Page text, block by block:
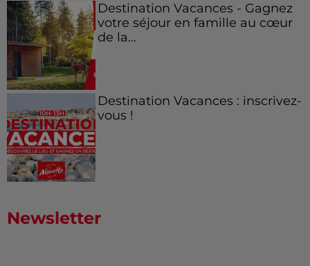
Destination Vacances - Gagnez
votre séjour en famille au cœur
de la...
Destination Vacances : inscrivez-
vous !
Newsletter